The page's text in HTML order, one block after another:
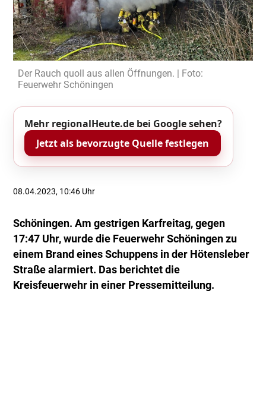
Der Rauch quoll aus allen Öffnungen. | Foto:
Feuerwehr Schöningen
Mehr regionalHeute.de bei Google sehen?
Jetzt als bevorzugte Quelle festlegen
08.04.2023, 10:46 Uhr
Schöningen. Am gestrigen Karfreitag, gegen
17:47 Uhr, wurde die Feuerwehr Schöningen zu
einem Brand eines Schuppens in der Hötensleber
Straße alarmiert. Das berichtet die
Kreisfeuerwehr in einer Pressemitteilung.